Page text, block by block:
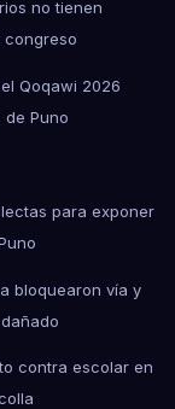
no tienen
Qoqawi 2026
Puno
para exponer
bloquearon vía y
contra escolar en